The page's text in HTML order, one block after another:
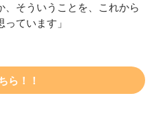
、そういうことを、これから
ています」
ら！！